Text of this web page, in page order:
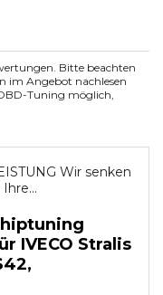
Bitte beachten
im Angebot nachlesen
Tuning möglich,
Wir senken
IVECO Stralis